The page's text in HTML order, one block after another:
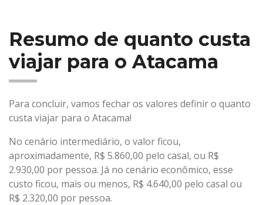
Resumo de quanto custa
viajar para o Atacama
Para concluir, vamos fechar os valores definir o quanto
custa viajar para o Atacama!
No cenário intermediário, o valor ficou,
aproximadamente, R$ 5.860,00 pelo casal, ou R$
2.930,00 por pessoa. Já no cenário econômico, esse
custo ficou, mais ou menos, R$ 4.640,00 pelo casal ou
R$ 2.320,00 por pessoa.